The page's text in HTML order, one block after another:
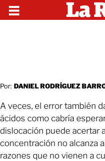
Por: DANIEL RODRÍGUEZ
A veces, el error también
ácidos como cabría
dislocación puede acertar
concentración no alcanza
razones que no vienen a